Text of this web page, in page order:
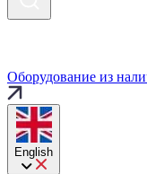
Оборудование из
English